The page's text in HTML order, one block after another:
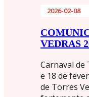
2026-02-08
VEDRAS
Carnaval de
e 18 de
de Torres